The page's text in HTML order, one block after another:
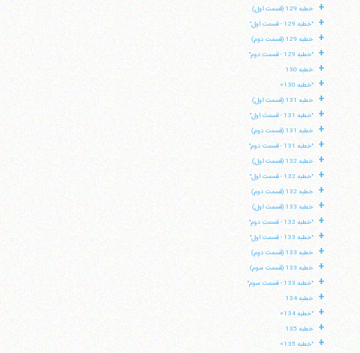
+ خطبه 129 (قسمت اول)
+ "خطبه 129 - قسمت اول"
+ خطبه 129 (قسمت دوم)
+ "خطبه 129 - قسمت دوم"
+ خطبه 130
+ "خطبه 130»
+ خطبه 131 (قسمت اول)
+ "خطبه 131 - قسمت اول"
+ خطبه 131 (قسمت دوم)
+ "خطبه 131 - قسمت دوم"
+ خطبه 132 (قسمت اول)
+ "خطبه 132 - قسمت اول"
+ خطبه 132 (قسمت دوم)
+ خطبه 133 (قسمت اول)
+ "خطبه 132 - قسمت دوم"
+ "خطبه 133 - قسمت اول"
+ خطبه 133 (قسمت دوم)
+ خطبه 133 (قسمت سوم)
+ "خطبه 133 - قسمت سوم"
+ خطبه 134
+ "خطبه 134»
+ خطبه 135
+ "خطبه 135»